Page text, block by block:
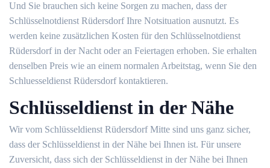
Und Sie brauchen sich keine Sorgen zu machen, dass der
Schlüsselnotdienst Rüdersdorf Ihre Notsituation ausnutzt. Es
werden keine zusätzlichen Kosten für den Schlüsselnotdienst
Rüdersdorf in der Nacht oder an Feiertagen erhoben. Sie erhalten
denselben Preis wie an einem normalen Arbeitstag, wenn Sie den
Schluesseldienst Rüdersdorf kontaktieren.
Schlüsseldienst in der Nähe
Wir vom Schlüsseldienst Rüdersdorf Mitte sind uns ganz sicher,
dass der Schlüsseldienst in der Nähe bei Ihnen ist. Für unsere
Zuversicht, dass sich der Schlüsseldienst in der Nähe bei Ihnen